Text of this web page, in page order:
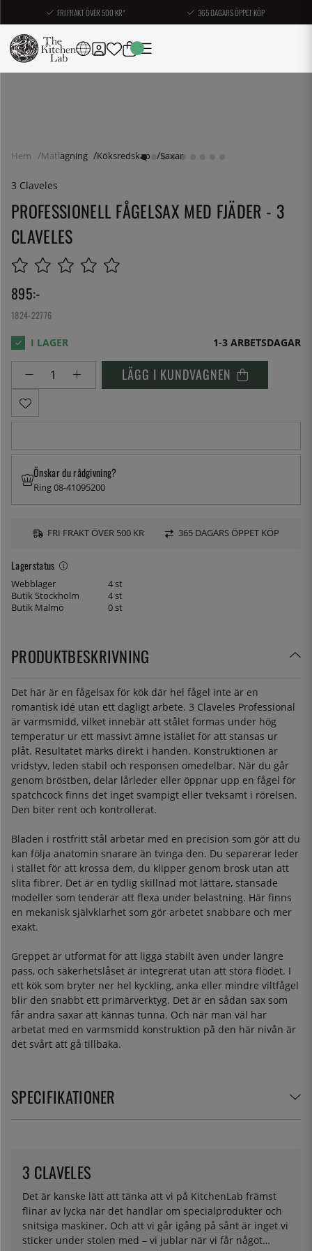
FRI FRAKT ÖVER 500 KR* 365 DAGARS ÖPPET KÖP
Hem Matlagning Köksredskap Saxar
3 Claveles
PROFESSIONELL FÅGELSAX MED FJÄDER - 3
CLAVELES
895:-
1824-22776
1-3 ARBETSDAGAR
LÄGG I KUNDVAGNEN
Lagerstatus
Webblager
4 st
Butik Stockholm
4 st
Butik Malmö
0 st
Önskar du rådgivning?
Ring 08-41095200
FRI FRAKT ÖVER 500 KR 365 DAGARS ÖPPET KÖP
PRODUKTBESKRIVNING
Det här är en fågelsax för kök där hel fågel inte är en
romantisk idé utan ett dagligt arbete. 3 Claveles Professional
är varmsmidd, vilket innebär att stålet formas under hög
temperatur ur ett massivt ämne istället för att stansas ur
plåt. Resultatet märks direkt i handen. Konstruktionen är
vridstyv, leden stabil och responsen omedelbar. När du går
genom bröstben, delar lårleder eller öppnar upp en fågel för
spatchcock finns det inget svampigt eller tveksamt i rörelsen.
Den biter rent och kontrollerat.
Bladen i rostfritt stål arbetar med en precision som gör att du
kan följa anatomin snarare än tvinga den. Du separerar leder
i stället för att krossa dem, du klipper genom brosk utan att
slita fibrer. Det är en tydlig skillnad mot lättare, stansade
modeller som tenderar att flexa under belastning. Här finns
en mekanisk självklarhet som gör arbetet snabbare och mer
exakt.
Greppet är utformat för att ligga stabilt även under längre
pass, och säkerhetslåset är integrerat utan att störa flödet. I
ett kök som bryter ner hel kyckling, anka eller mindre viltfågel
blir den snabbt ett primärverktyg. Det är en sådan sax som
får andra saxar att kännas tunna. Och när man väl har
arbetat med en varmsmidd konstruktion på den här nivån är
det svårt att gå tillbaka.
SPECIFIKATIONER
Det är kanske lätt att tänka att vi på KitchenLab främst
flinar av lycka när det handlar om specialprodukter och
snitsiga maskiner. Och att vi går igång på sånt är inget vi
sticker under stolen med – vi jublar när vi får något
3 CLAVELES